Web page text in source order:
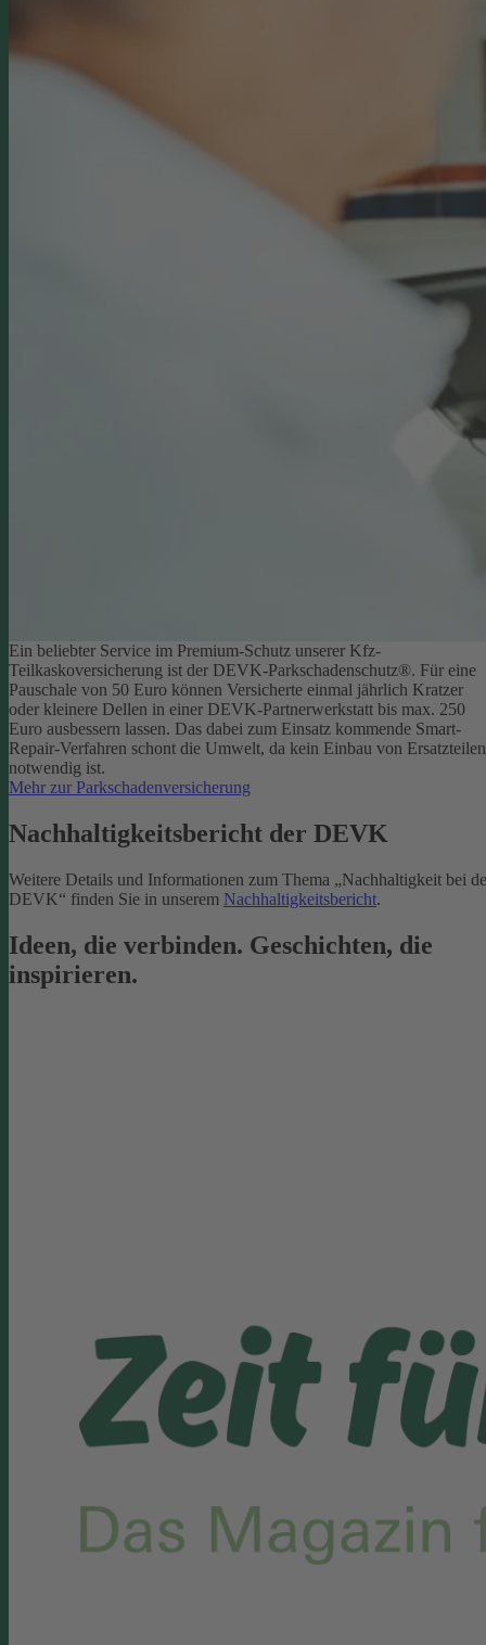
Ein beliebter Service im Premium-Schutz unserer Kfz-
Teilkaskoversicherung ist der DEVK-Parkschadenschutz®. Für eine
Pauschale von 50 Euro können Versicherte einmal jährlich Kratzer
oder kleinere Dellen in einer DEVK-Partnerwerkstatt bis max. 250
Euro ausbessern lassen. Das dabei zum Einsatz kommende Smart-
Repair-Verfahren schont die Umwelt, da kein Einbau von Ersatzteilen
notwendig ist.
Mehr zur Parkschadenversicherung
Nachhaltigkeitsbericht der DEVK
Weitere Details und Informationen zum Thema „Nachhaltigkeit bei
DEVK“ finden Sie in unserem Nachhaltigkeitsbericht.
Ideen, die verbinden. Geschichten, die
inspirieren.